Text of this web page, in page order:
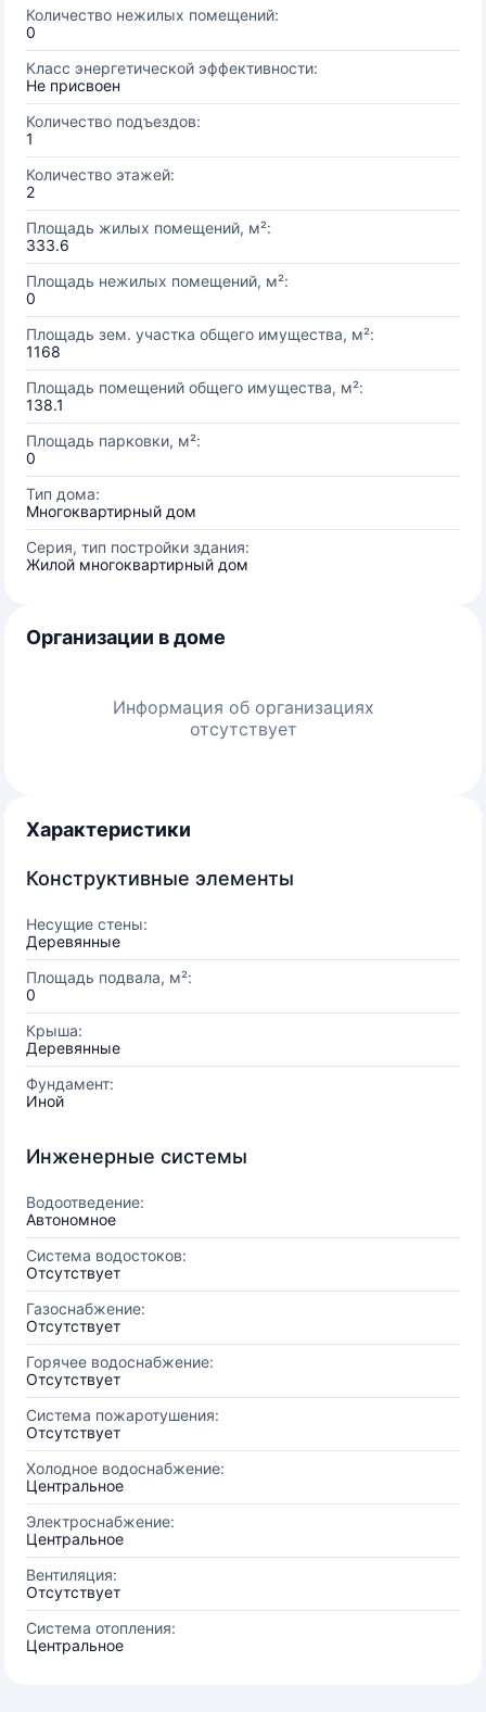
Количество нежилых помещений:
0
Класс энергетической эффективности:
Не присвоен
Количество подъездов:
1
Количество этажей:
2
Площадь жилых помещений, м²:
333.6
Площадь нежилых помещений, м²:
0
Площадь зем. участка общего имущества, м²:
1168
Площадь помещений общего имущества, м²:
138.1
Площадь парковки, м²:
0
Тип дома:
Многоквартирный дом
Серия, тип постройки здания:
Жилой многоквартирный дом
Организации в доме
Информация об организациях
отсутствует
Характеристики
Конструктивные элементы
Несущие стены:
Деревянные
Площадь подвала, м²:
0
Крыша:
Деревянные
Фундамент:
Иной
Инженерные системы
Водоотведение:
Автономное
Система водостоков:
Отсутствует
Газоснабжение:
Отсутствует
Горячее водоснабжение:
Отсутствует
Система пожаротушения:
Отсутствует
Холодное водоснабжение:
Центральное
Электроснабжение:
Центральное
Вентиляция:
Отсутствует
Система отопления:
Центральное